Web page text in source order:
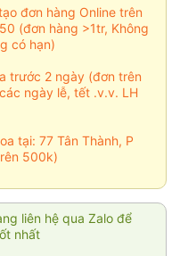
đơn hàng Online trên
(đơn hàng >1tr, Không
có hạn)
trước 2 ngày (đơn trên
ngày lễ, tết .v.v. LH
tại: 77 Tân Thành, P
500k)
liên hệ qua Zalo để
nhất